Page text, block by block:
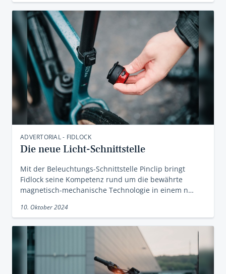
ADVERTORIAL - FIDLOCK
Die neue Licht-Schnittstelle
Mit der Beleuchtungs-Schnittstelle Pinclip bringt
Fidlock seine Kompetenz rund um die bewährte
magnetisch-mechanische Technologie in einem n…
10. Oktober 2024